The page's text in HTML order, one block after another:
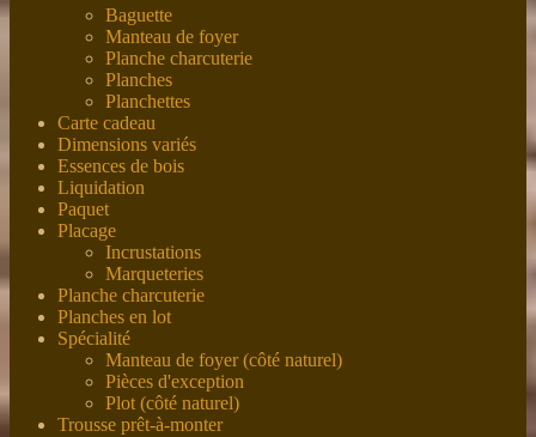
Baguette
Manteau de foyer
Planche charcuterie
Planches
Planchettes
Carte cadeau
Dimensions variés
Essences de bois
Liquidation
Paquet
Placage
Incrustations
Marqueteries
Planche charcuterie
Planches en lot
Spécialité
Manteau de foyer (côté naturel)
Pièces d'exception
Plot (côté naturel)
Trousse prêt-à-monter